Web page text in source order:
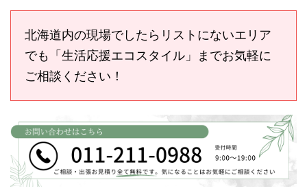
恵庭市不用品回収 ニセコ不用品回収
北海道内の現場でしたらリストにないエリア
でも「生活応援エコスタイル」までお気軽に
ご相談ください！